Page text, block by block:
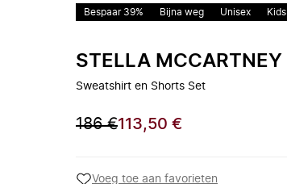
Bespaar 39% Bijna weg Unisex Kids
STELLA MCCARTNEY
Sweatshirt en Shorts Set
186 €113,50 €
Voeg toe aan favorieten